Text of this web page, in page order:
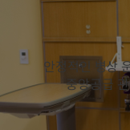
안정적인 병상
중앙공급